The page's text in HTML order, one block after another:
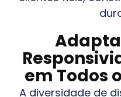
em Todos
A diversidade de